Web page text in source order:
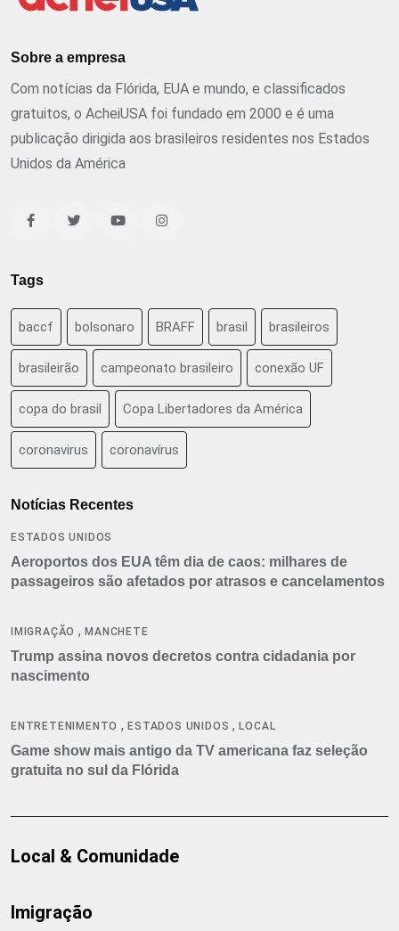
Sobre a empresa
Com notícias da Flórida, EUA e mundo, e classificados
gratuitos, o AcheiUSA foi fundado em 2000 e é uma
publicação dirigida aos brasileiros residentes nos Estados
Unidos da América
Tags
baccf bolsonaro BRAFF brasil brasileiros
brasileirão campeonato brasileiro conexão UF
copa do brasil Copa Libertadores da América
coronavirus coronavírus
Notícias Recentes
ESTADOS UNIDOS
Aeroportos dos EUA têm dia de caos: milhares de
passageiros são afetados por atrasos e cancelamentos
IMIGRAÇÃO ,MANCHETE
Trump assina novos decretos contra cidadania por
nascimento
ENTRETENIMENTO ,ESTADOS UNIDOS ,LOCAL
Game show mais antigo da TV americana faz seleção
gratuita no sul da Flórida
Local & Comunidade
Imigração